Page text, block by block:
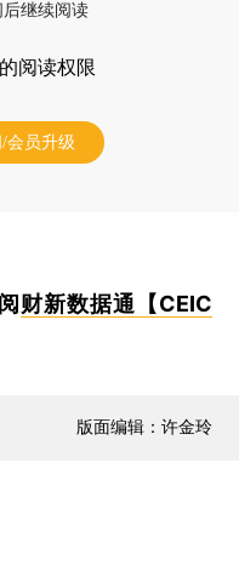
后继续阅读
阅读权限
会员升级
财新数据通【CEIC
版面编辑：许金玲